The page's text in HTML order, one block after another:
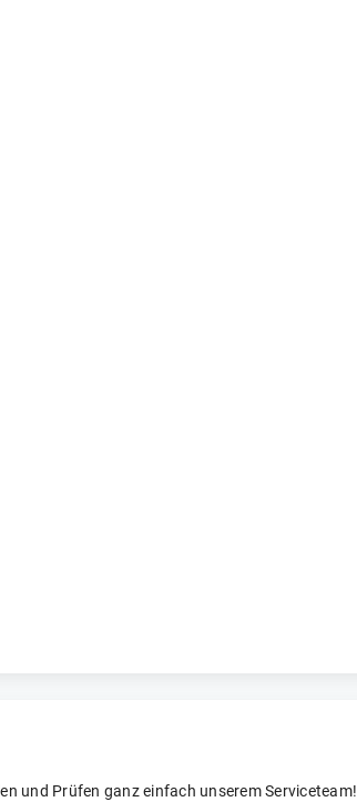
und Prüfen ganz einfach unserem Serviceteam!